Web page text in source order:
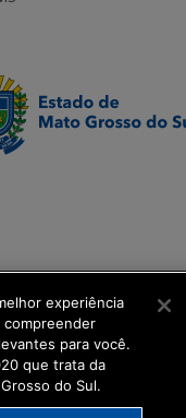
experiência
compreender
para você.
que trata da
do Sul.